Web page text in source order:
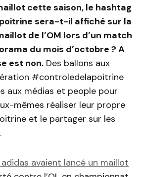
cette saison, le hashtag
sera-t-il affiché sur la
de l’OM lors d’un match
du mois d’octobre ? A
est non. Des ballons aux
#controledelapoitrine
aux médias et people pour
mêmes réaliser leur propre
et le partager sur les
adidas avaient lancé un maillot